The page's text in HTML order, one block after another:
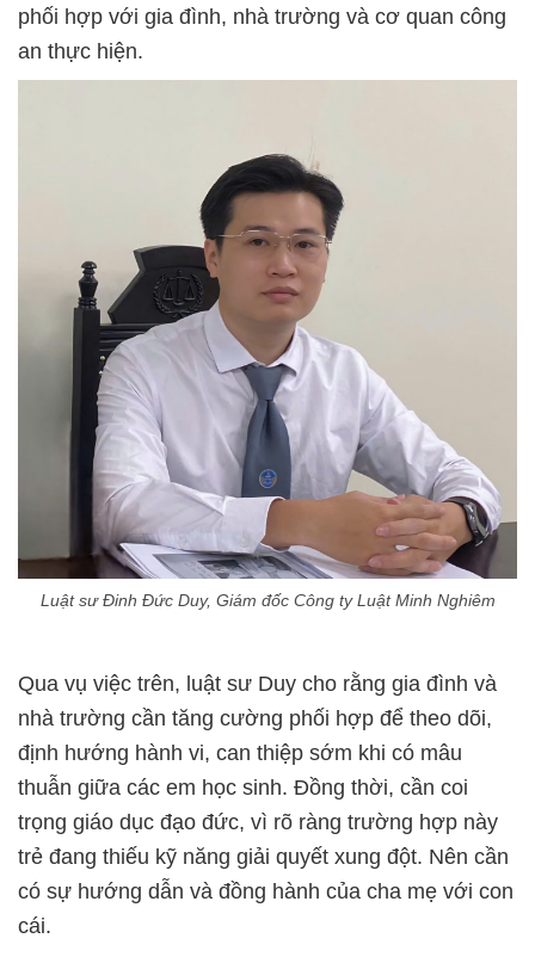
phối hợp với gia đình, nhà trường và cơ quan công
an thực hiện.
Luật sư Đinh Đức Duy, Giám đốc Công ty Luật Minh Nghiêm
Qua vụ việc trên, luật sư Duy cho rằng gia đình và
nhà trường cần tăng cường phối hợp để theo dõi,
định hướng hành vi, can thiệp sớm khi có mâu
thuẫn giữa các em học sinh. Đồng thời, cần coi
trọng giáo dục đạo đức, vì rõ ràng trường hợp này
trẻ đang thiếu kỹ năng giải quyết xung đột. Nên cần
có sự hướng dẫn và đồng hành của cha mẹ với con
cái.